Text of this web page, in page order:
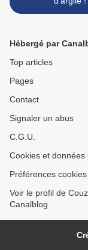
Hébergé par
Top articles
Pages
Contact
Signaler un abus
C.G.U.
Cookies et données
Préférences cookies
Voir le profil de
Canalblog